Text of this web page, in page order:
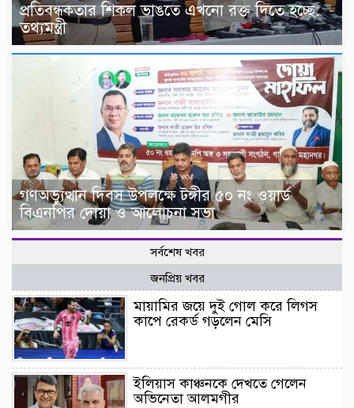
প্রতিবন্ধকতার শিকল ভাঙতে এখনো রক্ত দিতে হচ্ছে:
তথ্যমন্ত্রী
গণঅভ্যুত্থান দিবস উপলক্ষে টঙ্গীর ৫০ নং ওয়ার্ড
বিএনপির দোয়া ও আলোচনা সভা
সর্বশেষ খবর
জনপ্রিয় খবর
মায়ামির জয়ে দুই গোল করে লিগস
কাপে রেকর্ড গড়লেন মেসি
ইলিয়াস কাঞ্চনকে দেখতে গেলেন
অভিনেতা আলমগীর